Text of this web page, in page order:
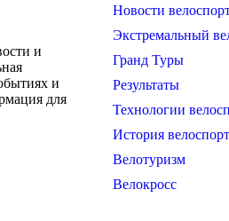
и
и
для
Новости
Экстремальный
Гранд Туры
Результаты
Технологии
История
Велотуризм
Велокросс